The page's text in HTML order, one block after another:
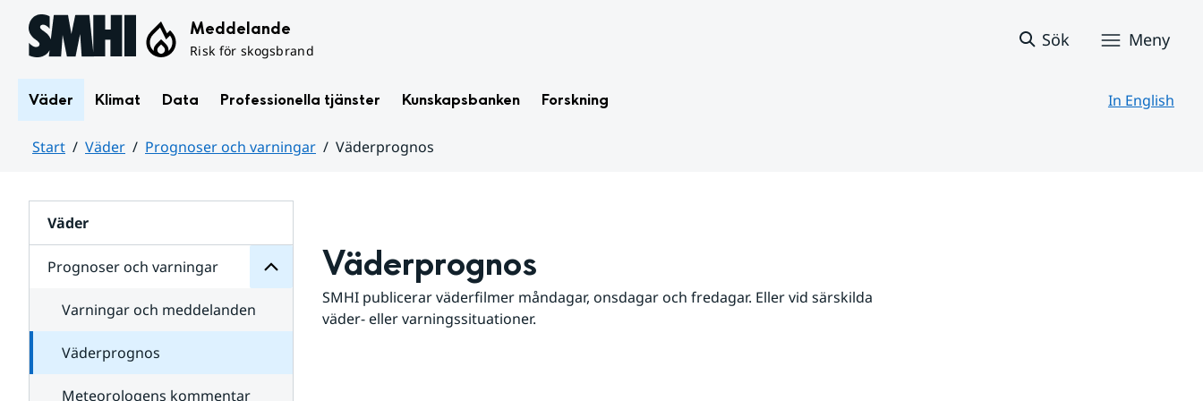
Hoppa till sidans innehåll Meddelande
Risk för skogsbrand
Sök Meny
Väder Klimat Data Professionella tjänster Kunskapsbanken Forskning In English
Start Väder Prognoser och varningar
Väderprognos
Väder
Prognoser och varningar
för
varningar
Varningar och meddelanden
Väderprognos
Meteorologens kommentar
Väderprognos
SMHI publicerar väderfilmer måndagar, onsdagar och fredagar. Eller vid särskilda
väder- eller varningssituationer.